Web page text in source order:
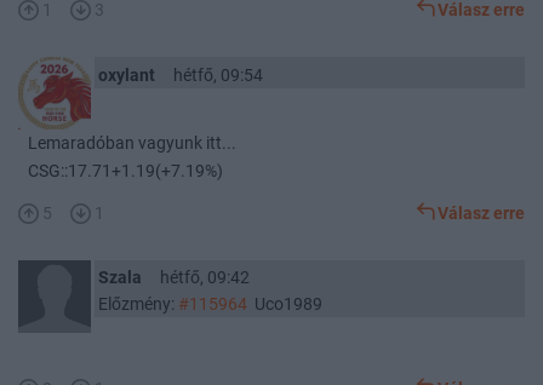
1 3 Válasz erre
oxylant hétfő, 09:54
Lemaradóban vagyunk itt...
CSG::17.71+1.19(+7.19%)
5 1 Válasz erre
Szala
hétfő, 09:42
Előzmény: #115964Uco1989